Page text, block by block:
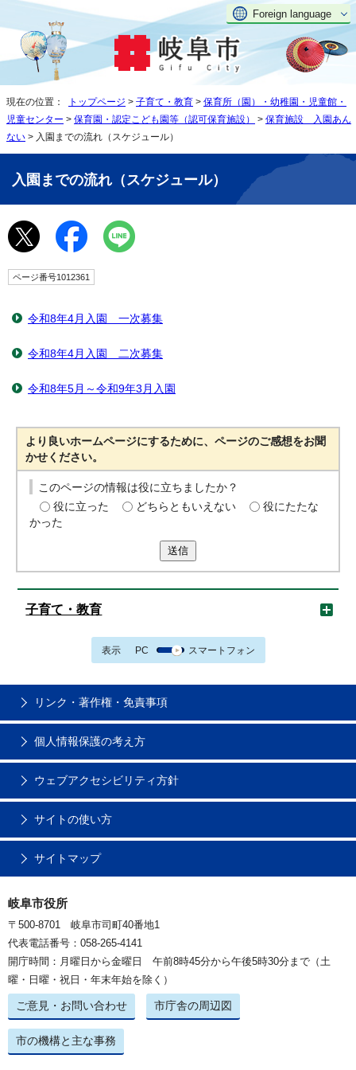
Foreign language
現在の位置： トップページ > 子育て・教育 > 保育所（園）・幼稚園・児童館・
児童センター > 保育園・認定こども園等（認可保育施設） > 保育施設 入園あん
ない > 入園までの流れ（スケジュール）
入園までの流れ（スケジュール）
ページ番号1012361
令和8年4月入園 一次募集
令和8年4月入園 二次募集
令和8年5月～令和9年3月入園
より良いホームページにするために、ページのご感想をお聞
かせください。
このページの情報は役に立ちましたか？
役に立った
どちらともいえない
役にたたな
かった
送信
子育て・教育
表示 PC スマートフォン
リンク・著作権・免責事項
個人情報保護の考え方
ウェブアクセシビリティ方針
サイトの使い方
サイトマップ
岐阜市役所
〒500-8701 岐阜市司町40番地1
代表電話番号：058-265-4141
開庁時間：月曜日から金曜日 午前8時45分から午後5時30分まで（土
曜・日曜・祝日・年末年始を除く）
ご意見・お問い合わせ 市庁舎の周辺図
市の機構と主な事務